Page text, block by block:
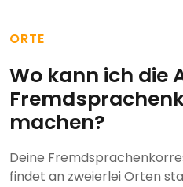
ORTE
Wo kann ich die
machen?
Deine
findet an zweierlei Orten